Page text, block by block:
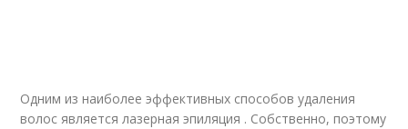
Одним из наиболее эффективных способов удаления
волос является лазерная эпиляция . Собственно, поэтому